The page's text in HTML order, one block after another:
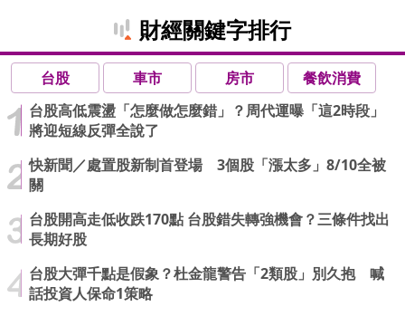
財經關鍵字排行
台股 車市 房市
餐飲消費
台股高低震盪「怎麼做怎麼錯」？周代運曝「這2時段」
將迎短線反彈全說了
快新聞／處置股新制首登場 3個股「漲太多」8/10全被
關
台股開高走低收跌170點 台股錯失轉強機會？三條件找出
長期好股
台股大彈千點是假象？杜金龍警告「2類股」別久抱 喊
話投資人保命1策略